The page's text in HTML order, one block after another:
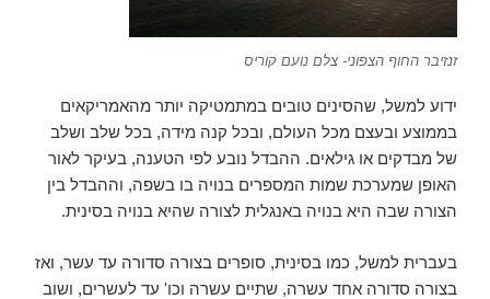
זנזיבר החוף הצפוני- צלם נועם קוריס
ידוע למשל, שהסינים טובים במתמטיקה יותר מהאמריקאים
בממוצע ובעצם מכל העולם, ובכל קנה מידה, בכל שלב ושלב
של מבדקים או גילאים. ההבדל נובע לפי הטענה, בעיקר לאור
האופן שמערכת שמות המספרים בנויה בו בשפה, וההבדל בין
הצורה שבה היא בנויה באנגלית לצורה שהיא בנויה בסינית.
בעברית למשל, כמו בסינית, סופרים בצורה סדורה עד עשר, ואז
בצורה סדורה אחד עשרה, שתיים עשרה וכו' עד לעשרים, ושוב